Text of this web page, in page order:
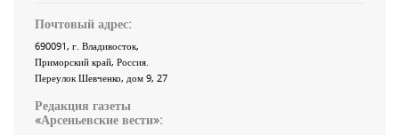
Почтовый адрес:
690091, г. Владивосток,
Приморский край, Россия
Переулок Шевченко, дом 9, 27
Редакция газеты
«Арсеньевские вести»: